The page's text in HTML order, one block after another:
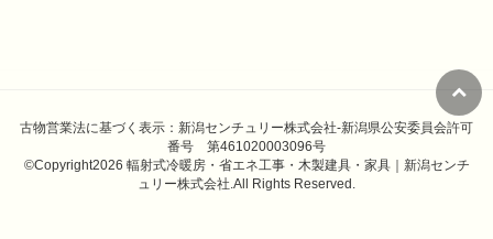
古物営業法に基づく表示：新潟センチュリー株式会社-新潟県公安委員会許可
番号 第461020003096号
©Copyright2026 輻射式冷暖房・省エネ工事・木製建具・家具｜新潟センチ
ュリー株式会社 .All Rights Reserved.